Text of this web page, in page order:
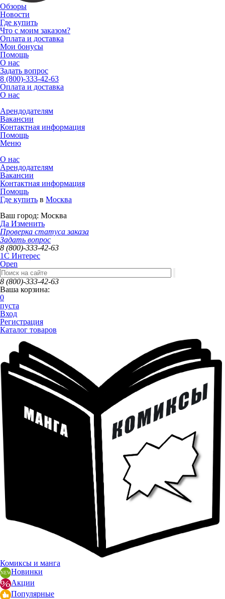
Обзоры
Новости
Где купить
Что с моим заказом?
Оплата и доставка
Мои бонусы
Помощь
О нас
Задать вопрос
8 (800)-333-42-63
Оплата и доставка
О нас
Арендодателям
Вакансии
Контактная информация
Помощь
Меню
О нас
Арендодателям
Вакансии
Контактная информация
Помощь
Где купить в Москва
Ваш город: Москва
Да Изменить
Проверка статуса заказа
Задать вопрос
8 (800)-333-42-63
1C Интерес
Open
8 (800)-333-42-63
Ваша корзина:
0
пуста
Вход
Регистрация
Каталог товаров
Комиксы и манга
Новинки
Акции
Популярные